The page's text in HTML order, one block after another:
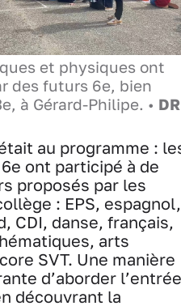
et physiques ont
des futurs 6e, bien
à Gérard-Philipe. • DR
au programme :
ont participé à de
proposés par les
: EPS, espagnol,
CDI, danse, français,
arts
SVT. Une manière
d’aborder l’entrée
découvrant la